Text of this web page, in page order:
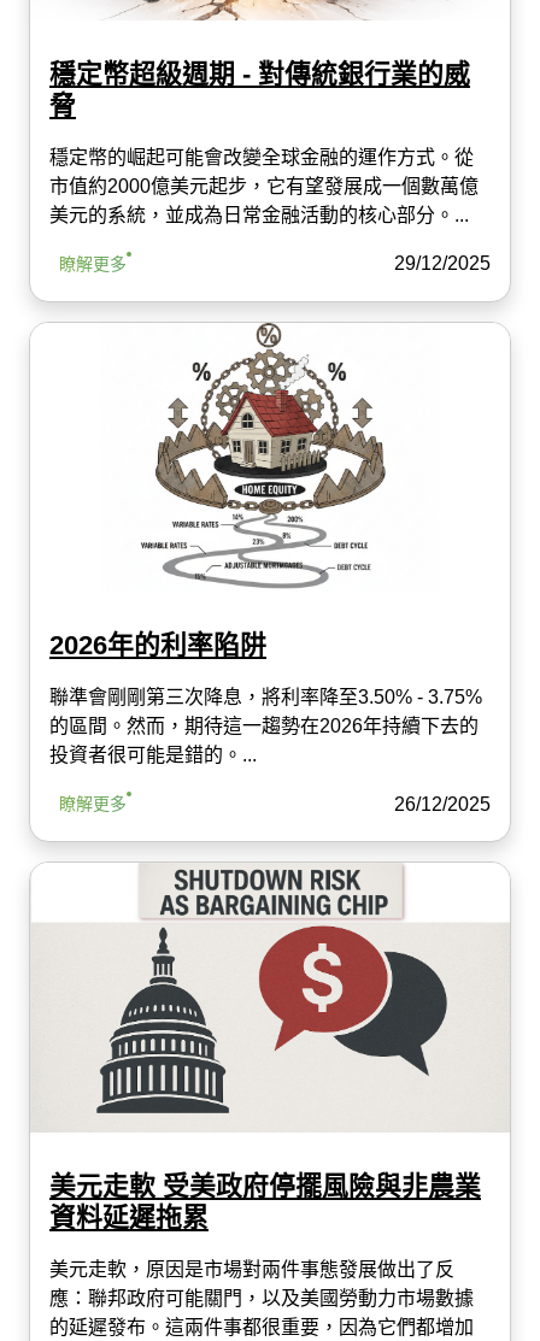
穩定幣超級週期 - 對傳統銀行業的威
脅
穩定幣的崛起可能會改變全球金融的運作方式。從
市值約2000億美元起步，它有望發展成一個數萬億
美元的系統，並成為日常金融活動的核心部分。...
瞭解更多 29/12/2025
2026年的利率陷阱
聯準會剛剛第三次降息，將利率降至3.50% - 3.75%
的區間。然而，期待這一趨勢在2026年持續下去的
投資者很可能是錯的。...
瞭解更多 26/12/2025
美元走軟 受美政府停擺風險與非農業
資料延遲拖累
美元走軟，原因是市場對兩件事態發展做出了反
應：聯邦政府可能關門，以及美國勞動力市場數據
的延遲發布。這兩件事都很重要，因為它們都增加